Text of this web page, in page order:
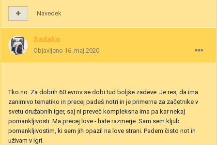
Navedek
Sadako
Objavljeno 16. maj 2020
Tko no. Za dobrih 60 evrov se dobi tud boljše zadeve. Je res, da ima
zanimivo tematiko in precej padeš notri in je primerna za začetnike v
svetu družabnih iger, saj ni preveč kompleksna ima pa kar nekaj
pomankljivosti. Ma precej love - hate razmerje. Sam sem kljub
pomankljivostim, ki sem jih opazil na love strani. Padem čisto not in
uživam v igri.